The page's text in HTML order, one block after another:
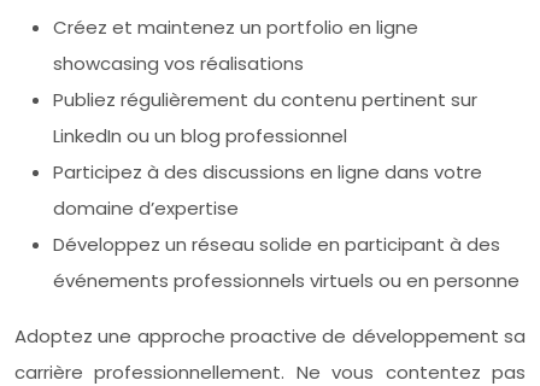
Créez et maintenez un portfolio en ligne
showcasing vos réalisations
Publiez régulièrement du contenu pertinent sur
LinkedIn ou un blog professionnel
Participez à des discussions en ligne dans votre
domaine d’expertise
Développez un réseau solide en participant à des
événements professionnels virtuels ou en personne
Adoptez une approche proactive de développement sa
carrière professionnellement. Ne vous contentez pas